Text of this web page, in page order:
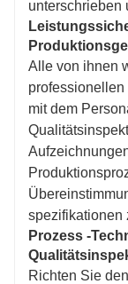
unterschrieben
Alle von ihnen
mit dem
spezifikationen
Prozess -
Richten Sie